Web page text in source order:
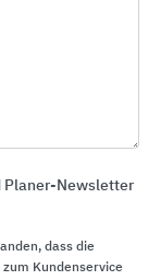
Planer-Newsletter
dass die
Kundenservice